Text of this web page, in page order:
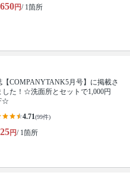
円/ 1箇所
【COMPANYTANK5月号】に掲載さ
した！☆洗面所とセットで1,000円
4.71(99件)
円/ 1箇所